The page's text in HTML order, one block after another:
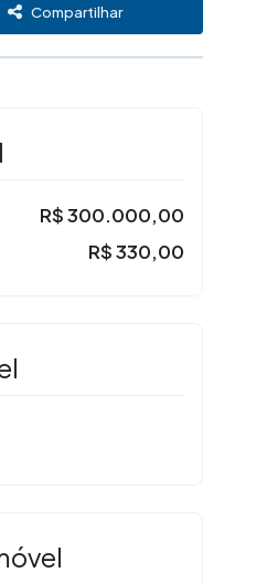
Compartilhar
R$300.000,00
R$330,00